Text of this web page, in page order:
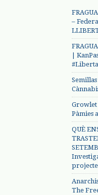
–
|
Growlet
Pàmies
QUÈ
projecte
The